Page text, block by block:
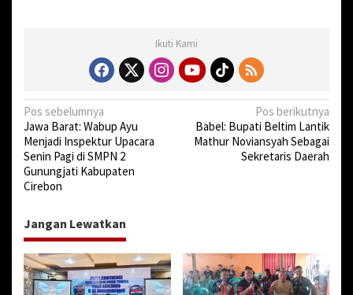
Ikuti Kami
N
a
v
i
a
s
i
Pos sebelumnya
Jawa Barat: Wabup Ayu
Menjadi Inspektur Upacara
Senin Pagi di SMPN 2
Gunungjati Kabupaten
Cirebon
Pos berikutnya
Babel: Bupati Beltim Lantik
Mathur Noviansyah Sebagai
Sekretaris Daerah
Jangan Lewatkan